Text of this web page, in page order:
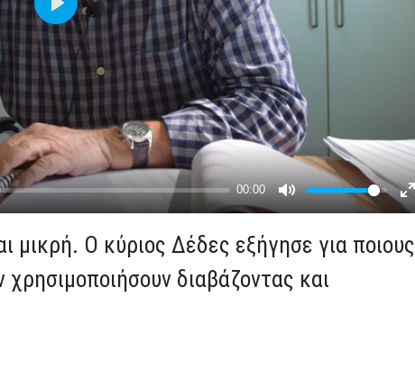
μικρή. Ο κύριος Δέδες εξήγησε για ποιους
διαβάζοντας και